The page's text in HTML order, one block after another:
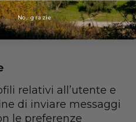
parti”) che installa
primo sito che
relativi all’utente e
di inviare messaggi
le preferenze
No, grazie